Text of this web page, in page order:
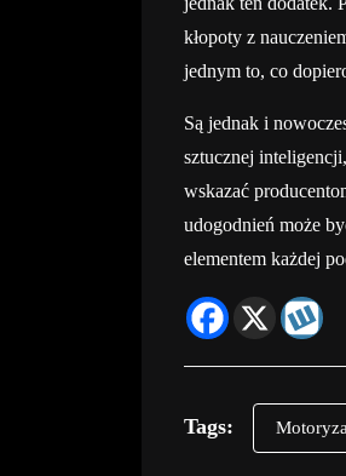
kłopoty z
jednym to, co
Są jednak i
sztucznej
wskazać
udogodnień może
elementem każdej
Tags: